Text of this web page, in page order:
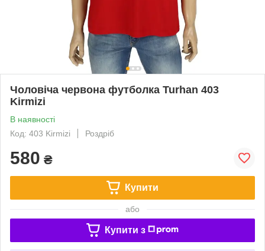
Чоловіча червона футболка Turhan 403
Kirmizi
В наявності
Код: 403 Kirmizi
Роздріб
580 ₴
Купити
або
Купити з